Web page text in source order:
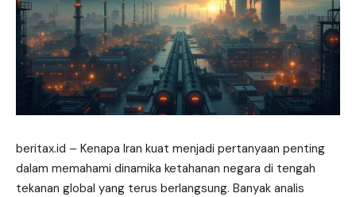
beritax.id – Kenapa Iran kuat menjadi pertanyaan penting
dalam memahami dinamika ketahanan negara di tengah
tekanan global yang terus berlangsung. Banyak analis